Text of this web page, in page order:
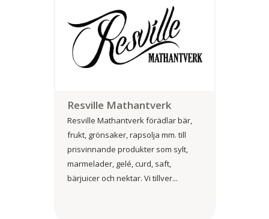
Resville Mathantverk
Resville Mathantverk förädlar bär,
frukt, grönsaker, rapsolja mm. till
prisvinnande produkter som sylt,
marmelader, gelé, curd, saft,
bärjuicer och nektar. Vi tillver...